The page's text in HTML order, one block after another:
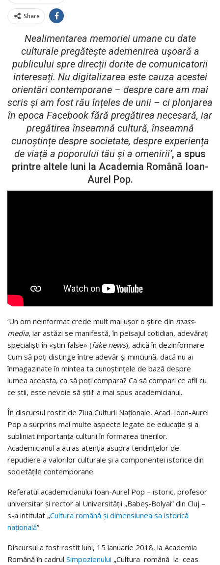
Share
Nealimentarea memoriei umane cu date
culturale pregătește ademenirea ușoară a
publicului spre direcții dorite de comunicatorii
interesați. Nu digitalizarea este cauza acestei
orientări contemporane – despre care am mai
scris și am fost rău înțeles de unii – ci plonjarea
în epoca Facebook fără pregătirea necesară, iar
pregătirea înseamnă cultură, înseamnă
cunoștințe despre societate, despre experiența
de viață a poporului tău și a omenirii’, a spus
printre altele luni la Academia Română Ioan-
Aurel Pop.
‘Un om neinformat crede mult mai ușor o știre din mass-
media, iar astăzi se manifestă, în peisajul cotidian, adevărați
specialiști în «știri false» (fake news), adică în dezinformare.
Cum să poți distinge între adevăr și minciună, dacă nu ai
înmagazinate în mintea ta cunoștințele de bază despre
lumea aceasta, ca să poți compara? Ca să compari ce afli cu
ce știi, este nevoie să știi!’ a mai spus academicianul.
În discursul rostit de Ziua Culturii Naționale, Acad. Ioan-Aurel
Pop a surprins mai multe aspecte legate de educație și a
subliniat importanța culturii în formarea tinerilor.
Academicianul a atras atenția asupra tendințelor de
repudiere a valorilor culturale și a componentei istorice din
societățile contemporane.
Referatul academicianului Ioan-Aurel Pop – istoric, profesor
universitar și rector al Universității „Babeș-Bolyai” din Cluj –
s-a intitulat „Cultura română și dimensiunea sa istorică
națională”.
Discursul a fost rostit luni, 15 ianuarie 2018, la Academia
Română în cadrul Simpozionului „Cultura română la ceas